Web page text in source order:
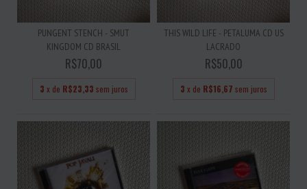
PUNGENT STENCH - SMUT
KINGDOM CD BRASIL
R$70,00
3 x de R$23,33 sem juros
THIS WILD LIFE - PETALUMA CD US
LACRADO
R$50,00
3 x de R$16,67 sem juros